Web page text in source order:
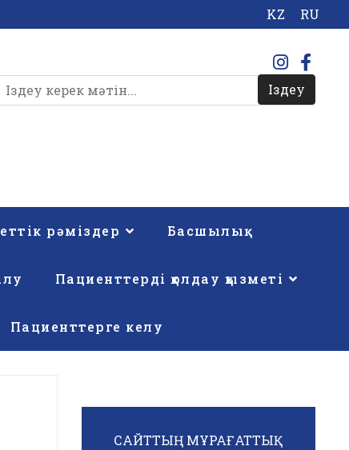
KZ RU
Іздеу
рәміздер Басшылық
Пациенттерді қолдау қызметі
Пациенттерге келу
САЙТТЫҢ МҰРАҒАТТЫҚ